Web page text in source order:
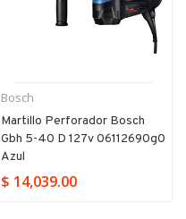
Bosch
Martillo Perforador Bosch
Gbh 5-40 D 127v 06112690g0
Azul
$ 14,039.00